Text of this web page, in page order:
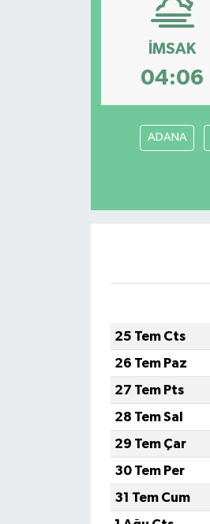
İMSAK
04:06
ADANA
25 Tem Cts
26 Tem Paz
27 Tem Pts
28 Tem Sal
29 Tem Çar
30 Tem Per
31 Tem Cum